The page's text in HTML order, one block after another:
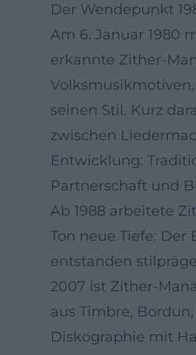
Der Wendepunkt
Am 6. Januar 1980
erkannte Zither-
seinen Stil. Kurz
zwischen
Entwicklung:
Partnerschaft und
Ab 1988 arbeitete
Ton neue Tiefe:
entstanden
2007 ist Zither-
aus Timbre,
Diskographie mit